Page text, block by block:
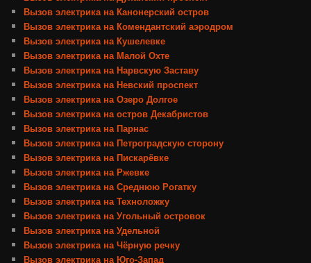
Вызов электрика на Канонерский остров
Вызов электрика на Комендантский аэродром
Вызов электрика на Кушелевке
Вызов электрика на Малой Охте
Вызов электрика на Нарвскую Заставу
Вызов электрика на Невский проспект
Вызов электрика на Озеро Долгое
Вызов электрика на остров Декабристов
Вызов электрика на Парнас
Вызов электрика на Петроградскую сторону
Вызов электрика на Пискарёвке
Вызов электрика на Ржевке
Вызов электрика на Среднюю Рогатку
Вызов электрика на Техноложку
Вызов электрика на Угольный островок
Вызов электрика на Удельной
Вызов электрика на Чёрную речку
Вызов электрика на Юго-Запад